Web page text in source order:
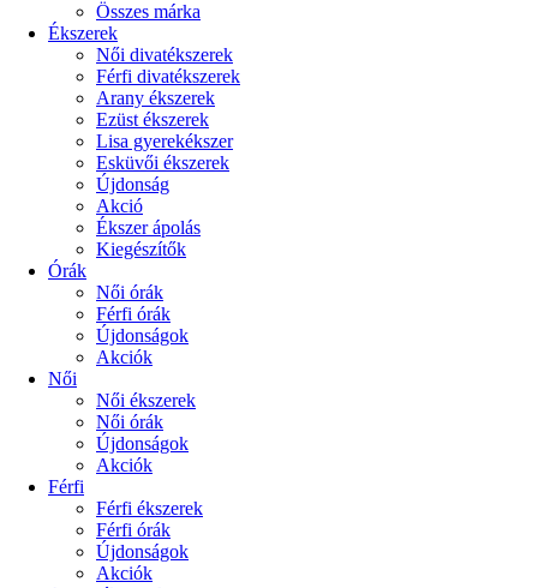
Összes márka
Ékszerek
Női divatékszerek
Férfi divatékszerek
Arany ékszerek
Ezüst ékszerek
Lisa gyerekékszer
Esküvői ékszerek
Újdonság
Akció
Ékszer ápolás
Kiegészítők
Órák
Női órák
Férfi órák
Újdonságok
Akciók
Női
Női ékszerek
Női órák
Újdonságok
Akciók
Férfi
Férfi ékszerek
Férfi órák
Újdonságok
Akciók